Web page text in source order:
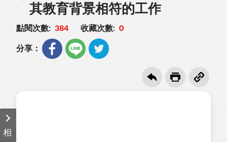
其教育背景相符的工作
點閱次數: 384 收藏次數: 0
分享：
相